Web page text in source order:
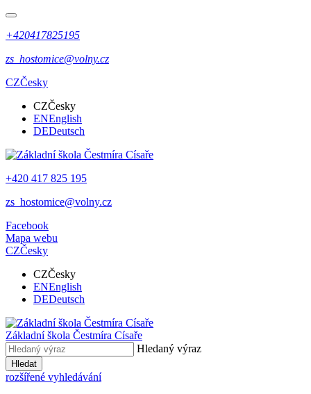
+420417825195
zs_hostomice@volny.cz
CZČesky
CZČesky
ENEnglish
DEDeutsch
+420 417 825 195
zs_hostomice@volny.cz
Facebook
Mapa webu
CZČesky
CZČesky
ENEnglish
DEDeutsch
Základní škola Čestmíra Císaře
Hledaný výraz
Hledat
rozšířené vyhledávání